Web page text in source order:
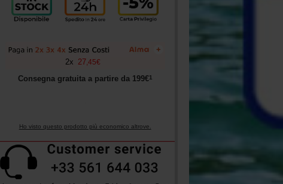
+
2x 27 ,45€
Consegna gratuita a partire da 199€1
Ho visto questo prodotto più economico altrove.